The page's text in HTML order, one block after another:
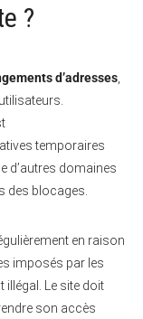
?
d’adresses
temporaires
d’autres domaines
des blocages.
en raison
imposés par les
illégal. Le site doit
son accès